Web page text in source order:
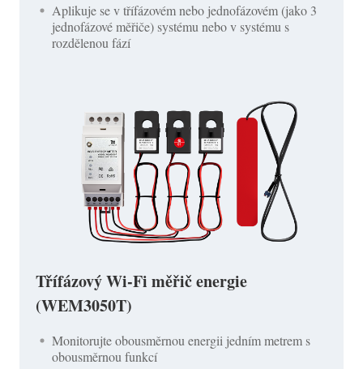
Aplikuje se v třífázovém nebo jednofázovém (jako 3
jednofázové měřiče) systému nebo v systému s
rozdělenou fází
Třífázový Wi-Fi měřič energie
(WEM3050T)
Monitorujte obousměrnou energii jedním metrem s
obousměrnou funkcí